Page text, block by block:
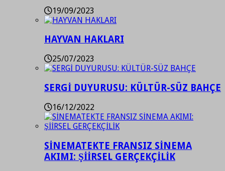
19/09/2023
HAYVAN HAKLARI
25/07/2023
SERGİ DUYURUSU: KÜLTÜR-SÜZ BAHÇE
16/12/2022
SİNEMATEKTE FRANSIZ SİNEMA
AKIMI: ŞİİRSEL GERÇEKÇİLİK